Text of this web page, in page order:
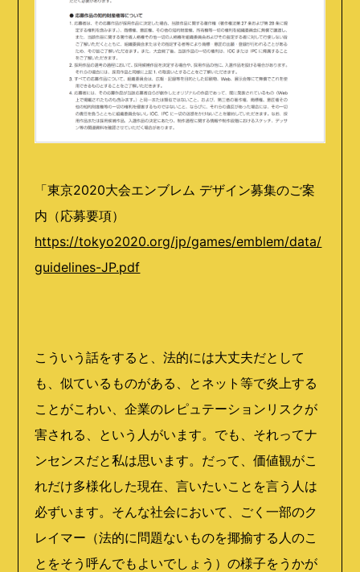
「東京2020大会エンブレム デザイン募集のご案
内（応募要項）
https://tokyo2020.org/jp/games/emblem/data/
guidelines-JP.pdf
こういう話をすると、法的には大丈夫だとして
も、似ているものがある、とネット等で炎上する
ことがこわい、企業のレピュテーションリスクが
害される、という人がいます。でも、それってナ
ンセンスだと私は思います。だって、価値観がこ
れだけ多様化した現在、言いたいことを言う人は
必ずいます。そんな社会において、ごく一部のク
レイマー（法的に問題ないものを揶揄する人のこ
とをそう呼んでもよいでしょう）の様子をうかが